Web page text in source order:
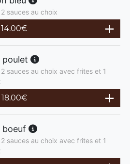
sauces au choix
14.00€
poulet
sauces au choix avec frites et 1
18.00€
boeuf
sauces au choix avec frites et 1